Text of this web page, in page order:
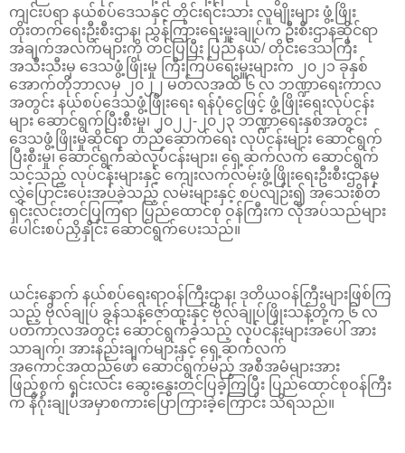
ကျင်းပရာ နယ်စပ်ဒေသနှင့် တိုင်းရင်းသား လူမျိုးများ ဖွံ့ဖြိုး
တိုးတက်ရေးဦးစီးဌာန၊ ညွှန်ကြားရေးမှူးချုပ်က ဦးစီးဌာနဆိုင်ရာ
အချက်အလက်များကို တင်ပြပြီး ပြည်နယ်/ တိုင်းဒေသကြီး
အသီးသီးမှ ဒေသဖွံ့ဖြိုးမှု ကြီးကြပ်ရေးမှူးများက ၂၀၂၁ ခုနှစ်
အောက်တိုဘာလမှ ၂၀၂၂ မတ်လအထိ ၆ လ ဘဏ္ဍာရေးကာလ
အတွင်း နယ်စပ်ဒေသဖွံ့ဖြိုးရေး ရန်ပုံငွေဖြင့် ဖွံ့ဖြိုးရေးလုပ်ငန်း
များ ဆောင်ရွက်ပြီးစီးမှု၊ ၂၀၂၂-၂၀၂၃ ဘဏ္ဍာရေးနှစ်အတွင်း
ဒေသဖွံ့ဖြိုးမှုဆိုင်ရာ တည်ဆောက်ရေး လုပ်ငန်းများ ဆောင်ရွက်
ပြီးစီးမှု၊ ဆောင်ရွက်ဆဲလုပ်ငန်းများ၊ ရှေ့ဆက်လက် ဆောင်ရွက်
သင့်သည့် လုပ်ငန်းများနှင့် ကျေးလက်လမ်းဖွံ့ဖြိုးရေးဦးစီးဌာနမှ
လွှဲပြောင်းပေးအပ်ခဲ့သည့် လမ်းများနှင့် စပ်လျဉ်း၍ အသေးစိတ်
ရှင်းလင်းတင်ပြကြရာ ပြည်ထောင်စု ဝန်ကြီးက လိုအပ်သည်များ
ပေါင်းစပ်ညှိနှိုင်း ဆောင်ရွက်ပေးသည်။
ယင်းနောက် နယ်စပ်ရေးရာဝန်ကြီးဌာန၊ ဒုတိယဝန်ကြီးများဖြစ်ကြ
သည့် ဗိုလ်ချုပ် ခွန်သန့်ဇော်ထူးနှင့် ဗိုလ်ချုပ်ဖြိုးသန့်တို့က ၆ လ
ပတ်ကာလအတွင်း ဆောင်ရွက်ခဲ့သည့် လုပ်ငန်းများအပေါ် အား
သာချက်၊ အားနည်းချက်များနှင့် ရှေ့ဆက်လက်
အကောင်အထည်ဖော် ဆောင်ရွက်မည့် အစီအမံများအား
ဖြည့်စွက် ရှင်းလင်း ဆွေးနွေးတင်ပြခဲ့ကြပြီး ပြည်ထောင်စုဝန်ကြီး
က နိဂုံးချုပ်အမှာစကားပြောကြားခဲ့ကြောင်း သိရသည်။